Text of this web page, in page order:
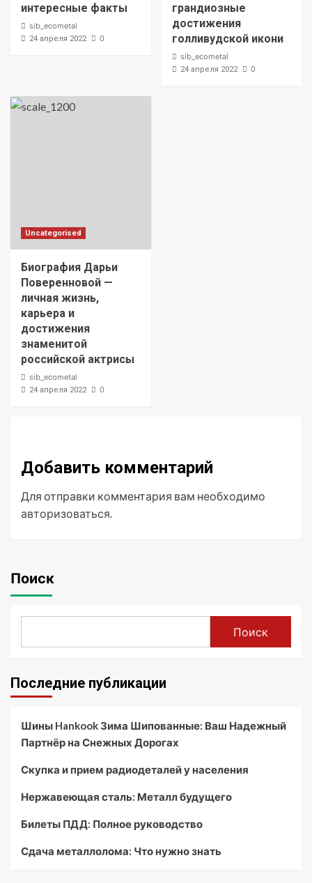
интересные факты
sib_ecometal
24 апреля 2022 0
грандиозные
достижения
голливудской икони
sib_ecometal
24 апреля 2022 0
Uncategorised
Биография Дарьи
Поверенновой —
личная жизнь,
карьера и
достижения
знаменитой
российской актрисы
sib_ecometal
24 апреля 2022 0
Добавить комментарий
Для отправки комментария вам необходимо
авторизоваться.
Поиск
Поиск
Последние публикации
Шины Hankook Зима Шипованные: Ваш Надежный
Партнёр на Снежных Дорогах
Скупка и прием радиодеталей у населения
Нержавеющая сталь: Металл будущего
Билеты ПДД: Полное руководство
Сдача металлолома: Что нужно знать